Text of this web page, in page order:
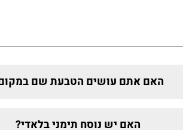
האם אתם עושים הטבעת שם
האם יש נוסח תימני בלאדי?